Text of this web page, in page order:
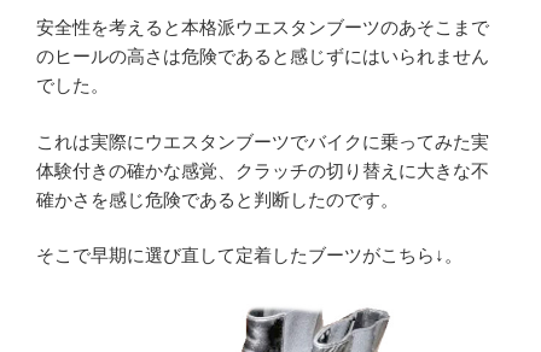
安全性を考えると本格派ウエスタンブーツのあそこまで
のヒールの高さは危険であると感じずにはいられません
でした。
これは実際にウエスタンブーツでバイクに乗ってみた実
体験付きの確かな感覚、クラッチの切り替えに大きな不
確かさを感じ危険であると判断したのです。
そこで早期に選び直して定着したブーツがこちら↓。